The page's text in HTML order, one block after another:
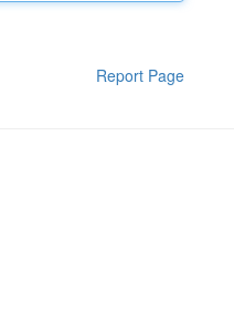
Report Page